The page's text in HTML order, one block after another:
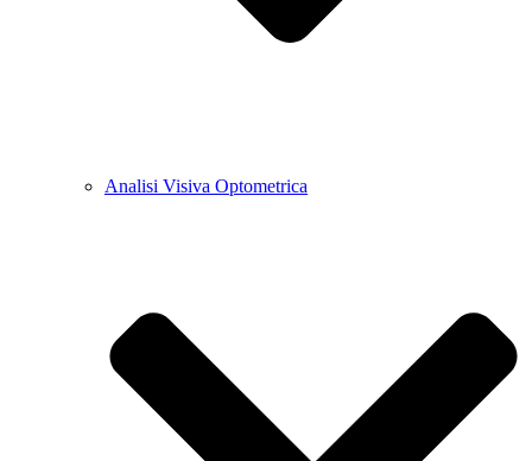
Analisi Visiva Optometrica